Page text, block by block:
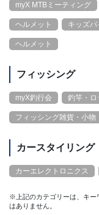
myX MTBミーティング
ヘルメット キッズバ
ヘルメット
フィッシング
myX釣行会 釣竿・ロ
フィッシング雑貨・小物
カースタイリング
カーエレクトロニクス
※上記のカテゴリーは、キー
はありません。